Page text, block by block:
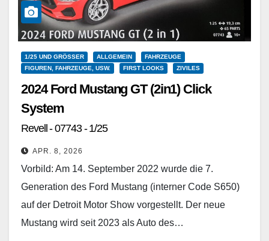
1/25 UND GRÖSSER ALLGEMEIN
FAHRZEUGE
FIGUREN, FAHRZEUGE, USW.
FIRST LOOKS ZIVILES
2024 Ford Mustang GT (2in1) Click
System
Revell - 07743 - 1/25
APR. 8, 2026
Vorbild: Am 14. September 2022 wurde die 7.
Generation des Ford Mustang (interner Code S650)
auf der Detroit Motor Show vorgestellt. Der neue
Mustang wird seit 2023 als Auto des…